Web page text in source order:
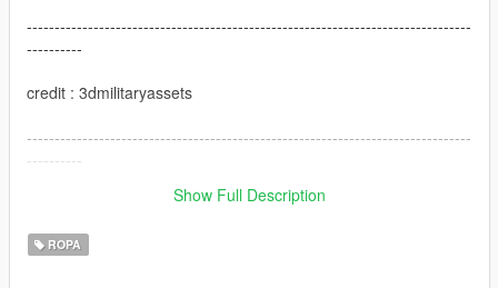
--------------------------------------------------------------------------------
----------
credit : 3dmilitaryassets
--------------------------------------------------------------------------------
----------
I hope you like this modShow Full Description
ROPA